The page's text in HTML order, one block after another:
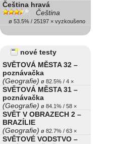
Čeština hravá
Čeština
ø 53.5% / 25197 × vyzkoušeno
nové testy
SVĚTOVÁ MĚSTA 32 –
poznávačka
(Geografie) ø 82.5% / 4 ×
SVĚTOVÁ MĚSTA 31 –
poznávačka
(Geografie) ø 84.1% / 58 ×
SVĚT V OBRAZECH 2 –
BRAZÍLIE
(Geografie) ø 82.7% / 63 ×
SVĚTOVÉ VODSTVO –